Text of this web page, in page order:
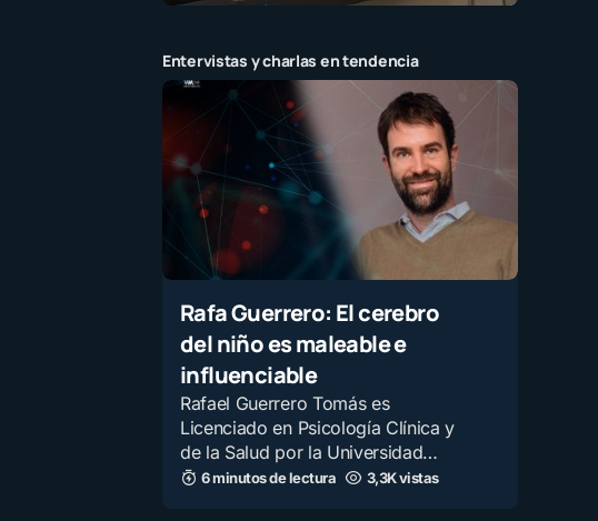
Entervistas y charlas en tendencia
Rafa Guerrero: El cerebro
del niño es maleable e
influenciable
Rafael Guerrero Tomás es
Licenciado en Psicología Clínica y
de la Salud por la Universidad…
6 minutos de lectura 3,3K vistas